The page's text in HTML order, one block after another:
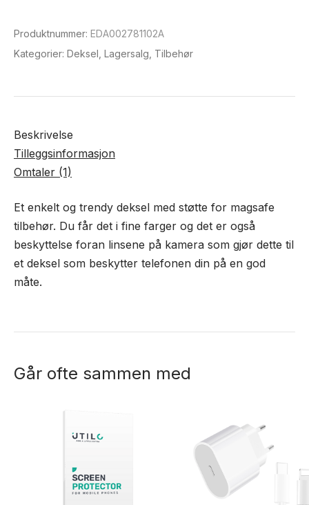
for
iPhone
Produktnummer: EDA002781102A
Kategorier: Deksel Lagersalg Tilbehør
Beskrivelse
Tilleggsinformasjon
Omtaler (1)
Et enkelt og trendy deksel med støtte for magsafe
tilbehør. Du får det i fine farger og det er også
beskyttelse foran linsene på kamera som gjør dette til
et deksel som beskytter telefonen din på en god
måte.
Går ofte sammen med